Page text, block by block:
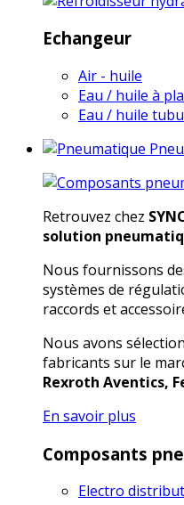
Echangeur
Air - huile
Eau / huile à
Eau / huile
Retrouvez chez
solution
Nous fournissons
systèmes de
raccords et
Nous avons
fabricants sur le
Rexroth Aventics,
En savoir plus
Composants
Electro